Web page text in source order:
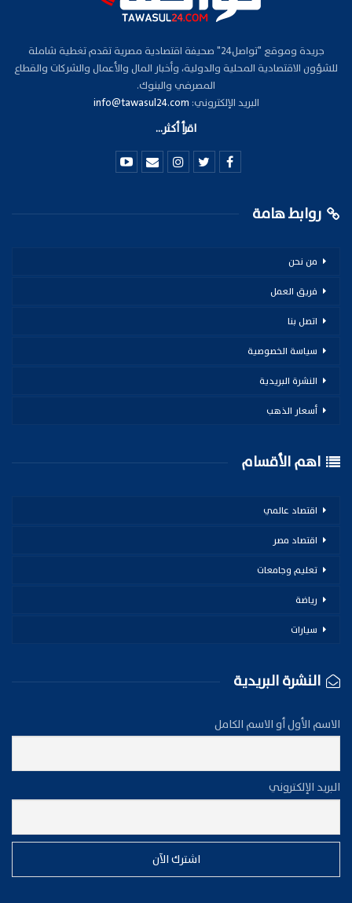
جريدة وموقع "تواصل24" صحيفة اقتصادية مصرية تقدم تغطية شاملة
للشؤون الاقتصادية المحلية والدولية، وأخبار المال والأعمال والشركات والقطاع
المصرفي والبنوك.
البريد الإلكتروني: info@tawasul24.com
اقرأ أكثر...
روابط هامة
من نحن
فريق العمل
اتصل بنا
سياسة الخصوصية
النشرة البريدية
أسعار الذهب
اهم الأقسام
اقتصاد عالمي
اقتصاد مصر
تعليم وجامعات
رياضة
سيارات
النشرة البريدية
الاسم الأول أو الاسم الكامل
البريد الإلكتروني